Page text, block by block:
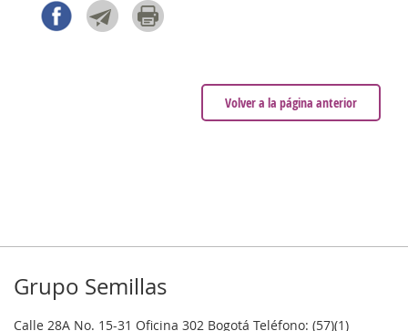
Volver a la página anterior
Grupo Semillas
Calle 28A No. 15-31 Oficina 302 Bogotá Teléfono: (57)(1)